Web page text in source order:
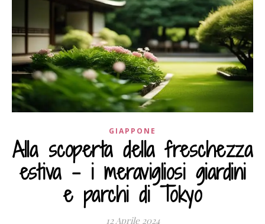
GIAPPONE
Alla scoperta della freschezza
estiva – i meravigliosi giardini
e parchi di Tokyo
12 Aprile 2024